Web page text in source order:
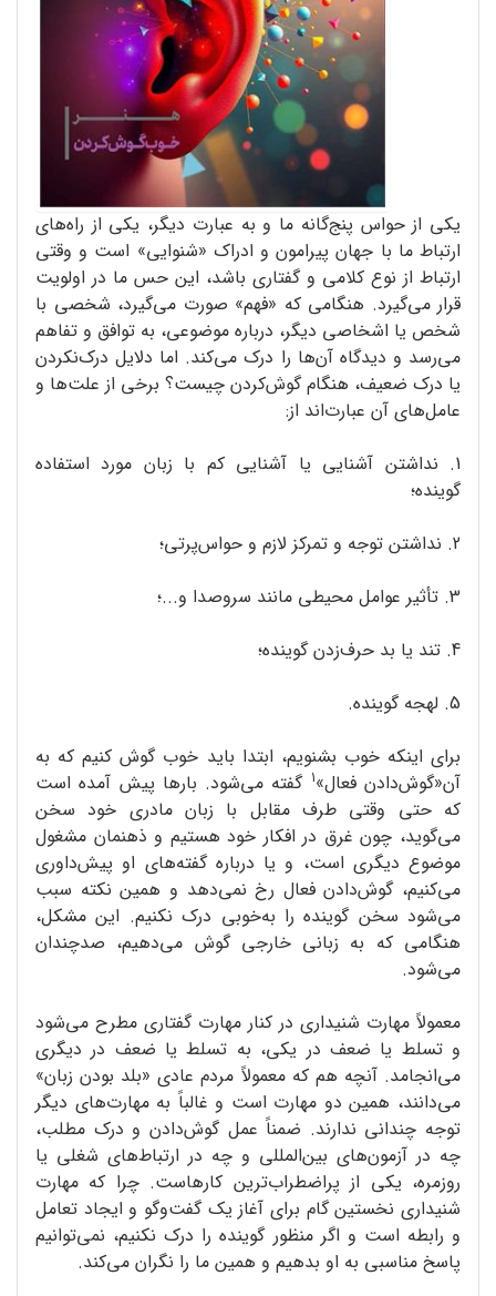
یکی از حواس پنج‌گانه ما و به عبارت دیگر، یکی از راه‌های
ارتباط ما با جهان پیرامون و ادراک «شنوایی» است و وقتی
ارتباط از نوع کلامی و گفتاری باشد، این حس ما در اولویت
قرار می‌گیرد. هنگامی که «فهم» صورت می‌گیرد، شخصی با
شخص یا اشخاصی دیگر، درباره موضوعی، به توافق و تفاهم
می‌رسد و دیدگاه آن‌ها را درک می‌کند. اما دلایل درک‌نکردن
یا درک ضعیف، هنگام گوش‌کردن چیست؟ برخی از علت‌ها و
عامل‌های آن عبارت‌اند از:
1. نداشتن آشنایی یا آشنایی کم با زبان مورد استفاده
گوینده؛
2. نداشتن توجه و تمرکز لازم و حواس‌پرتی؛
3. تأثیر عوامل محیطی مانند سروصدا و...؛
4. تند یا بد حرف‌زدن گوینده؛
5. لهجه گوینده.
برای اینکه خوب بشنویم، ابتدا باید خوب گوش کنیم که به
آن«گوش‌دادن فعال»1 گفته می‌شود. بارها پیش آمده است
که حتی وقتی طرف مقابل با زبان مادری خود سخن
می‌گوید، چون غرق در افکار خود هستیم و ذهنمان مشغول
موضوع دیگری است، و یا درباره گفته‌های او پیش‌داوری
می‌کنیم، گوش‌دادن فعال رخ نمی‌دهد و همین نکته سبب
می‌شود سخن گوینده را به‌خوبی درک نکنیم. این مشکل،
هنگامی که به زبانی خارجی گوش می‌دهیم، صدچندان
می‌شود.
معمولاً مهارت شنیداری در کنار مهارت گفتاری مطرح می‌شود
و تسلط یا ضعف در یکی، به تسلط یا ضعف در دیگری
می‌انجامد. آنچه هم که معمولاً مردم عادی «بلد‌ بودن زبان»
می‌دانند، همین دو مهارت است و غالباً به مهارت‌های دیگر
توجه چندانی ندارند. ضمناً عمل گوش‌دادن و درک مطلب،
چه در آزمون‌های بین‌المللی و چه در ارتباط‌های شغلی یا
روزمره، یکی از پراضطراب‌ترین کارهاست. چرا که مهارت
شنیداری نخستین گام برای آغاز یک گفت‌و‌گو و ایجاد تعامل
و رابطه است و اگر منظور گوینده را درک نکنیم، نمی‌توانیم
پاسخ مناسبی به او بدهیم و همین ما را نگران می‌کند.